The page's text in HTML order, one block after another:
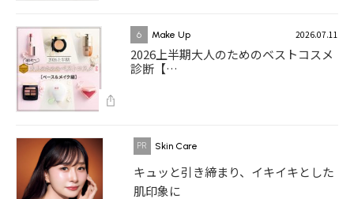
6 Make Up 2026.07.11
2026上半期大人のためのベストコスメ
診断【…
Skin Care
キュッと引き締まり、イキイキとした
肌印象に